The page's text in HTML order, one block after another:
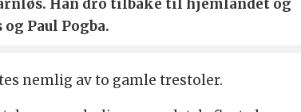
Han dro tilbake til hjemlandet og
Paul Pogba.
nemlig av to gamle trestoler.